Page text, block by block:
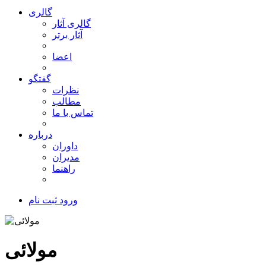
گالری
گالری آثار
آثار برتر
اعضا
گفتگو
نظرات
مطالب
تماس با ما
درباره
داوران
مدیران
راهنما
ورود ثبت نام
مولائی